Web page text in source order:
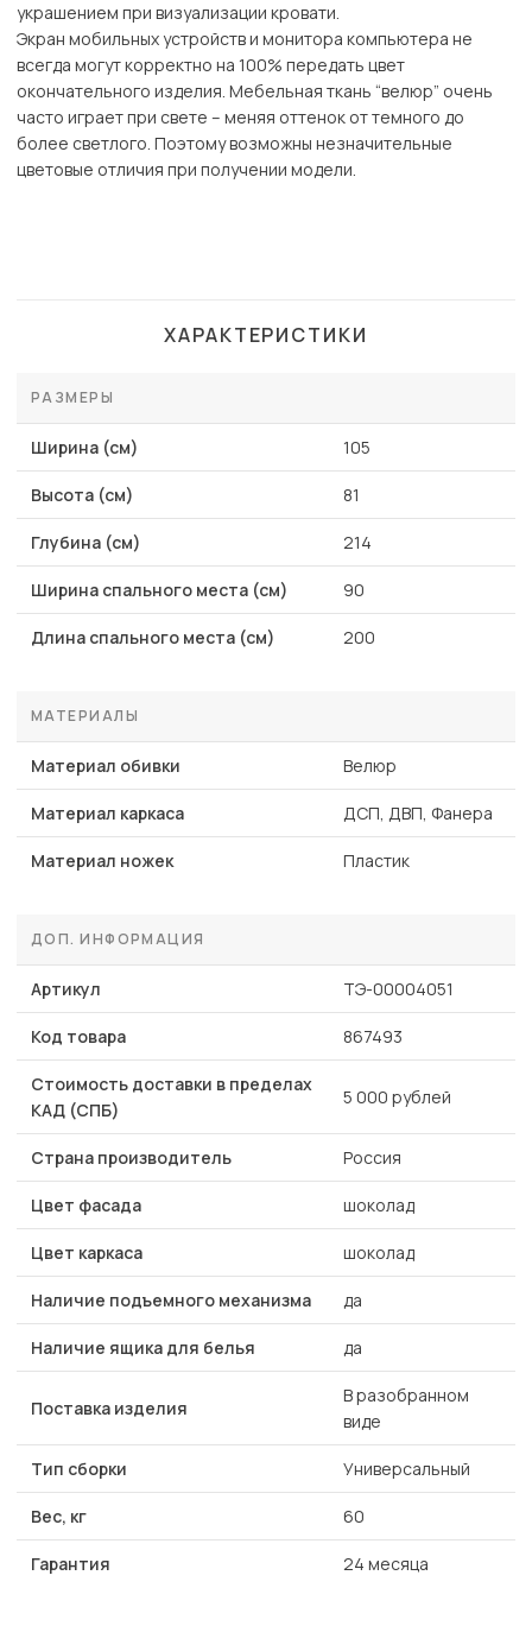
украшением при визуализации кровати.
Экран мобильных устройств и монитора компьютера не
всегда могут корректно на 100% передать цвет
окончательного изделия. Мебельная ткань “велюр” очень
часто играет при свете – меняя оттенок от темного до
более светлого. Поэтому возможны незначительные
цветовые отличия при получении модели.
ХАРАКТЕРИСТИКИ
РАЗМЕРЫ
Ширина (см) 105
Высота (см) 81
Глубина (см) 214
Ширина спального места (см) 90
Длина спального места (см) 200
МАТЕРИАЛЫ
Материал обивки Велюр
Материал каркаса ДСП, ДВП, Фанера
Материал ножек Пластик
ДОП. ИНФОРМАЦИЯ
Артикул ТЭ-00004051
Код товара 867493
Стоимость доставки в пределах
КАД (СПБ)
5 000 рублей
Страна производитель Россия
Цвет фасада шоколад
Цвет каркаса шоколад
Наличие подъемного механизма да
Наличие ящика для белья да
Поставка изделия
В разобранном
виде
Тип сборки Универсальный
Вес, кг 60
Гарантия 24 месяца